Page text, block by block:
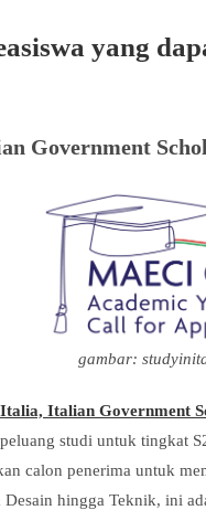
yang
Government
gambar:
Italian Government
studi untuk tingkat
calon penerima untuk
hingga Teknik, ini